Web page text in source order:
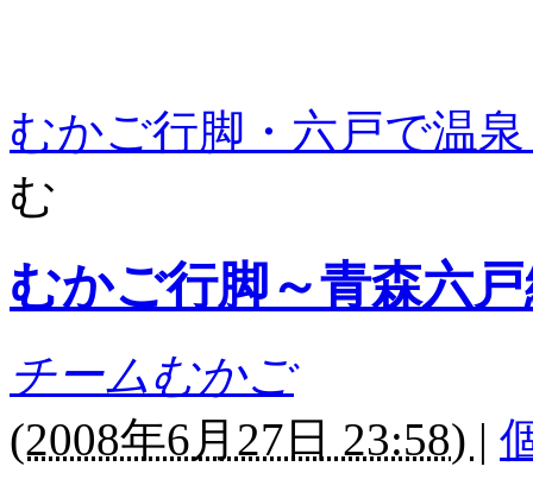
むかご行脚・六戸で温
む
むかご行脚～青森六
チームむかご
(2008年6月27日 23:58) |